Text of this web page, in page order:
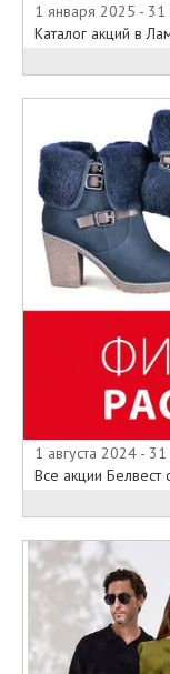
1 января 2025 -
Каталог акций в
1 августа 2024 -
Все акции Белвест